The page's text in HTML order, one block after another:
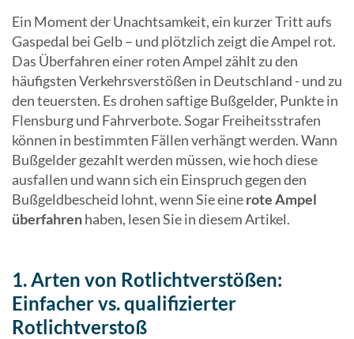
Ein Moment der Unachtsamkeit, ein kurzer Tritt aufs
Gaspedal bei Gelb – und plötzlich zeigt die Ampel rot.
Das Überfahren einer roten Ampel zählt zu den
häufigsten Verkehrsverstößen in Deutschland - und zu
den teuersten. Es drohen saftige Bußgelder, Punkte in
Flensburg und Fahrverbote. Sogar Freiheitsstrafen
können in bestimmten Fällen verhängt werden. Wann
Bußgelder gezahlt werden müssen, wie hoch diese
ausfallen und wann sich ein Einspruch gegen den
Bußgeldbescheid lohnt, wenn Sie einerote Ampel
überfahrenhaben, lesen Sie in diesem Artikel.
1. Arten von Rotlichtverstößen:
Einfacher vs. qualifizierter
Rotlichtverstoß